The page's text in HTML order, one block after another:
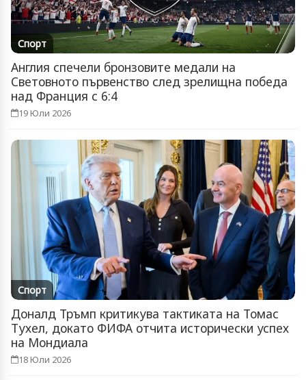
Спорт
Англия спечели бронзовите медали на
Световното първенство след зрелищна победа
над Франция с 6:4
19 Юли 2026
Спорт
Доналд Тръмп критикува тактиката на Томас
Тухел, докато ФИФА отчита исторически успех
на Мондиала
18 Юли 2026